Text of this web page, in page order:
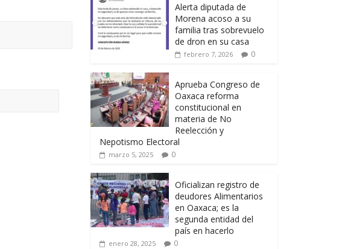
Alerta diputada de
Morena acoso a su
familia tras sobrevuelo
de dron en su casa
febrero 7, 2026 0
Aprueba Congreso de
Oaxaca reforma
constitucional en
materia de No
Reelección y
Nepotismo Electoral
marzo 5, 2025 0
Oficializan registro de
deudores Alimentarios
en Oaxaca; es la
segunda entidad del
país en hacerlo
enero 28, 2025 0